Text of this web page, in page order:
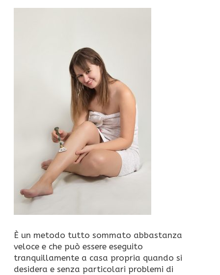
È un metodo tutto sommato abbastanza
veloce e che può essere eseguito
tranquillamente a casa propria quando si
desidera e senza particolari problemi di